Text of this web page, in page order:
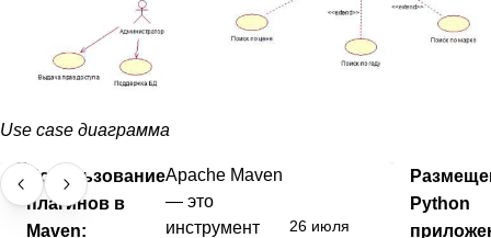
Use case диаграмма
Использование
плагинов в
Maven:
Apache Maven
— это
инструмент
26 июля
Python